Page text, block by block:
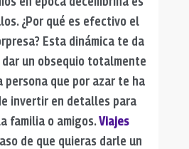
¿Por qué es efectivo el
? Esta dinámica te da
un obsequio totalmente
persona que por azar te ha
invertir en detalles para
familia o amigos. Viajes
de que quieras darle un